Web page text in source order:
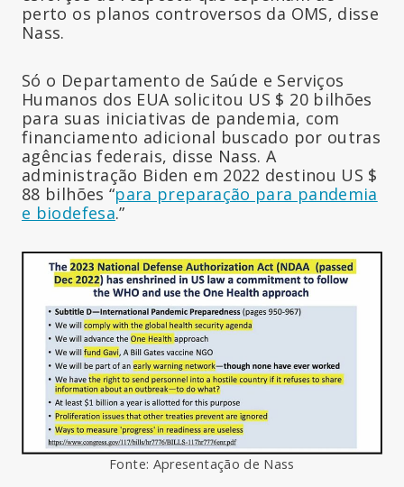
perto os planos controversos da OMS, disse
Nass.
Só o Departamento de Saúde e Serviços
Humanos dos EUA solicitou US $ 20 bilhões
para suas iniciativas de pandemia, com
financiamento adicional buscado por outras
agências federais, disse Nass. A
administração Biden em 2022 destinou US $
88 bilhões “para preparação para pandemia
e biodefesa.”
Fonte: Apresentação de Nass